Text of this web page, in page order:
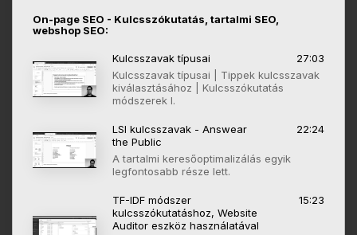
On-page SEO - Kulcsszókutatás, tartalmi SEO,
webshop SEO:
Kulcsszavak típusai
27:03
Kulcsszavak típusai | Tippek kulcsszavak
kiválasztásához | Kulcsszókutatás
módszerek I.
LSI kulcsszavak - Answear
the Public
22:24
A tartalmi keresőoptimalizálás egyik
legfontosabb része lett.
TF-IDF módszer
kulcsszókutatáshoz, Website
Auditor eszköz használatával
15:23